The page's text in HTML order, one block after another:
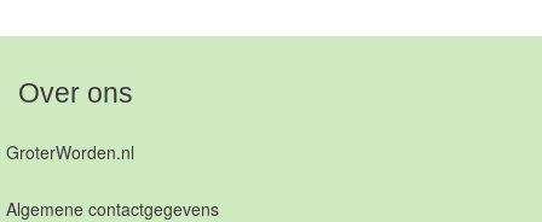
Over ons
GroterWorden.nl
Algemene contactgegevens